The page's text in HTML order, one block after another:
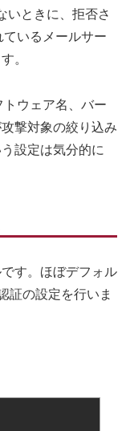
いときに、拒否さ
いるメールサー
。
ウェア名、バー
撃対象の絞り込み
設定は気分的に
す。ほぼデフォル
証の設定を行いま